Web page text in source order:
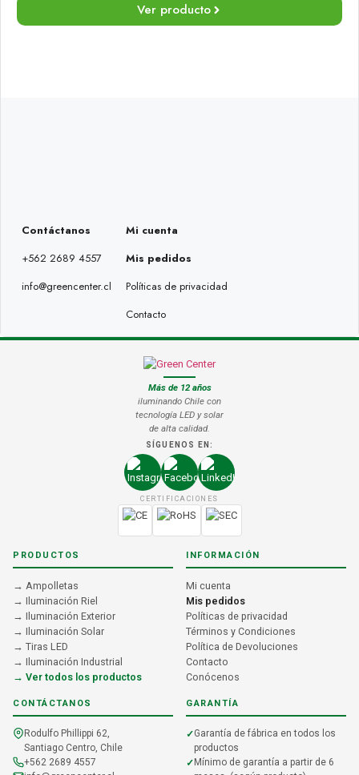
Ver producto
Contáctanos
+562 2689 4557
info@greencenter.cl
Mi cuenta
Mis pedidos
Políticas de privacidad
Contacto
Más de 12 años
iluminando Chile con
tecnología LED y solar
de alta calidad.
SÍGUENOS EN:
CERTIFICACIONES
PRODUCTOS
→ Ampolletas
→ Iluminación Riel
→ Iluminación Exterior
→ Iluminación Solar
→ Tiras LED
→ Iluminación Industrial
→ Ver todos los productos
INFORMACIÓN
Mi cuenta
Mis pedidos
Políticas de privacidad
Términos y Condiciones
Política de Devoluciones
Contacto
Conócenos
CONTÁCTANOS
Rodulfo Phillippi 62,
Santiago Centro, Chile
+562 2689 4557
GARANTÍA
Garantía de fábrica en todos los
productos
Mínimo de garantía a partir de 6